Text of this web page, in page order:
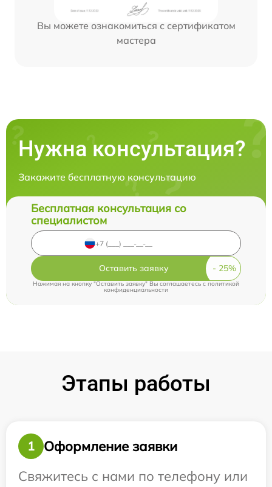
Вы можете ознакомиться с сертификатом
мастера
Нужна консультация?
Закажите бесплатную консультацию
Бесплатная консультация со
специалистом
Оставить заявку
Нажимая на кнопку "Оставить заявку" Вы соглашаетесь cполитикой
конфиденциальности
Этапы работы
1
Оформление заявки
Свяжитесь с нами по телефону или